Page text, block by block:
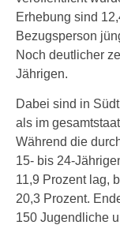
Erhebung sind
Bezugsperson
Noch deutlicher
Jährigen.
Dabei sind in
als im
Während die
15- bis 24-
11,9 Prozent lag,
20,3 Prozent.
150 Jugendliche